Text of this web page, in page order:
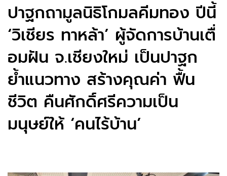
ปาฐกถามูลนิธิโกมลคีมทอง ปีนี้
‘วิเชียร ทาหล้า’ ผู้จัดการบ้านเตื่
อมฝัน จ.เชียงใหม่ เป็นปาฐก
ย้ำแนวทาง สร้างคุณค่า ฟื้น
ชีวิต คืนศักดิ์ศรีความเป็น
มนุษย์ให้ ‘คนไร้บ้าน’